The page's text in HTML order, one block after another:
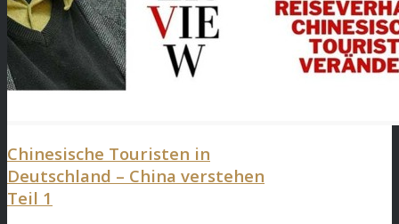
Chinesische Touristen in
Deutschland – China verstehen
Teil 1